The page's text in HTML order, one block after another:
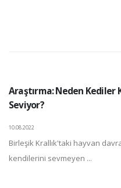
Araştırma: Neden Kediler
Seviyor?
10.08.2022
Birleşik Krallık'taki hayvan
kendilerini sevmeyen ...